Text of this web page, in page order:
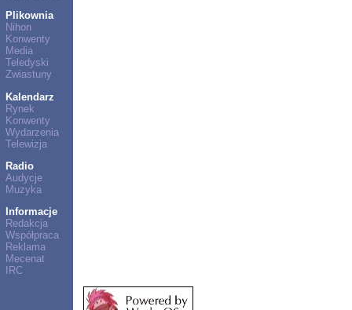
Plikownia
Nihon
Konwenty
Media
Teledyski
Zwiastuny
Kalendarz
Rynek
Konwenty
Wydarzenia
Telewizja
Radio
Audycje
Muzyka
Informacje
Redakcja
Współpraca
Reklama
Mecenat
IRC